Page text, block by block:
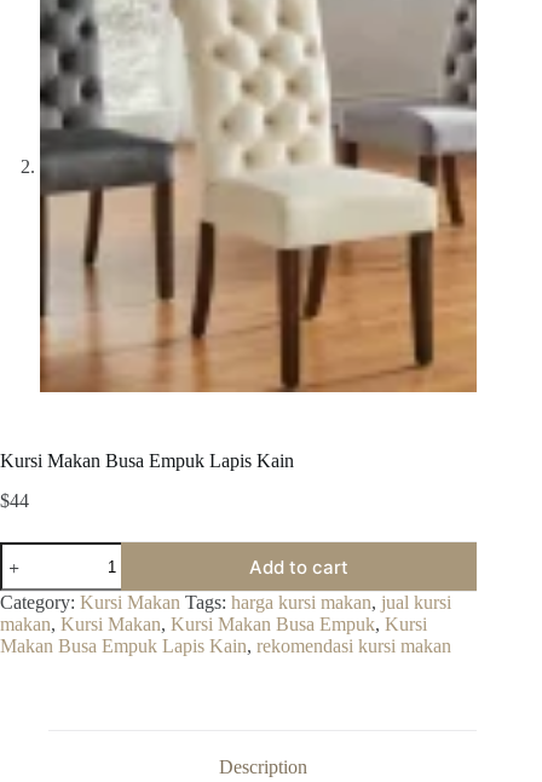
Kursi Makan Busa Empuk Lapis Kain
$44
Kursi
Makan
Busa
Empuk
Lapis
Kain
Add to cart
Category: Kursi Makan Tags: harga kursi makan, jual kursi
makan, Kursi Makan, Kursi Makan Busa Empuk, Kursi
Makan Busa Empuk Lapis Kain, rekomendasi kursi makan
Description